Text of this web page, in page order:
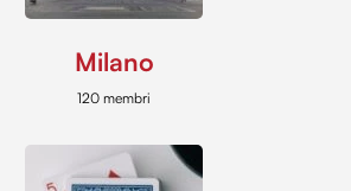
Milano
120 membri